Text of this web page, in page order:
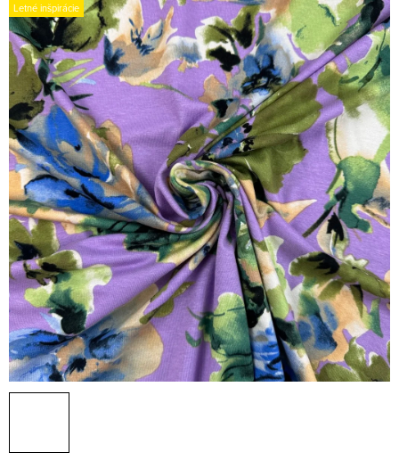
Letné inšpirácie